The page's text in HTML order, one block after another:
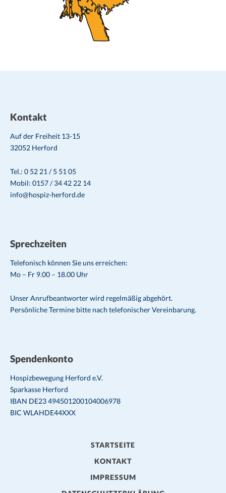
Kontakt
Auf der Freiheit 13-15
32052 Herford
Tel.: 0 52 21 / 5 51 05
Mobil: 0157 / 34 42 22 14
info@hospiz-herford.de
Sprechzeiten
Telefonisch können Sie uns erreichen:
Mo – Fr 9.00 – 18.00 Uhr
Unser Anrufbeantworter wird regelmäßig abgehört.
Persönliche Termine bitte nach telefonischer Vereinbarung.
Spendenkonto
Hospizbewegung Herford e.V.
Sparkasse Herford
IBAN DE23 494501200104006978
BIC WLAHDE44XXX
STARTSEITE
KONTAKT
IMPRESSUM